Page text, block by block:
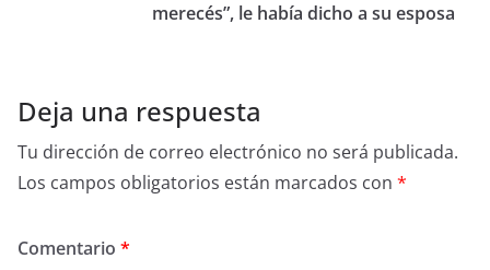
merecés”, le había dicho a su esposa
Deja una respuesta
Tu dirección de correo electrónico no será publicada.
Los campos obligatorios están marcados con *
Comentario *